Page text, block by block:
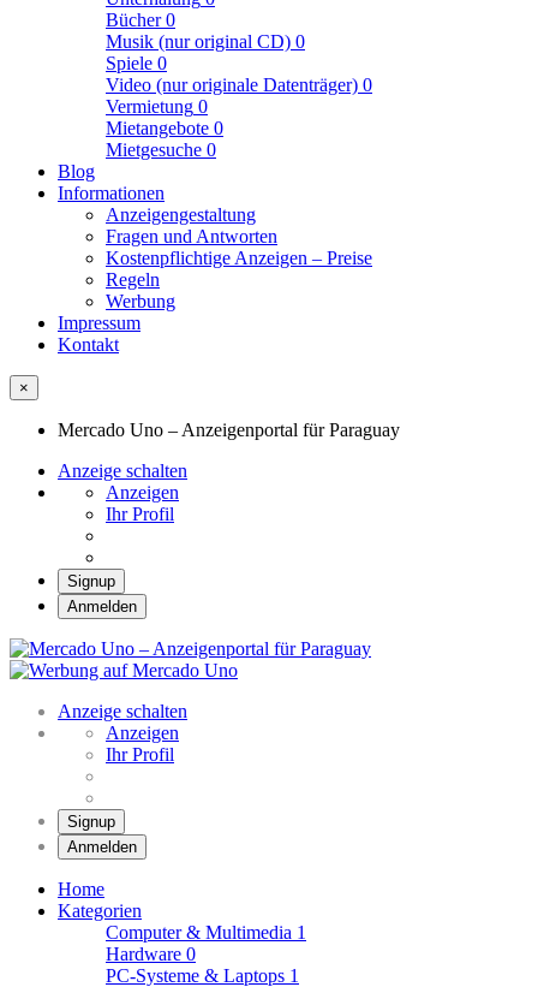
Bücher0
Musik (nur original CD) 0
Spiele 0
Video (nur originale Datenträger) 0
Vermietung 0
Mietangebote 0
Mietgesuche 0
Blog
Informationen
Anzeigengestaltung
Fragen und Antworten
Kostenpflichtige Anzeigen – Preise
Regeln
Werbung
Impressum
Kontakt
×
Mercado Uno – Anzeigenportal für Paraguay
Anzeige schalten
Anzeigen
Ihr Profil
Signup
Anmelden
Anzeige schalten
Anzeigen
Ihr Profil
Signup
Anmelden
Home
Kategorien
Computer & Multimedia 1
Hardware 0
PC-Systeme & Laptops 1